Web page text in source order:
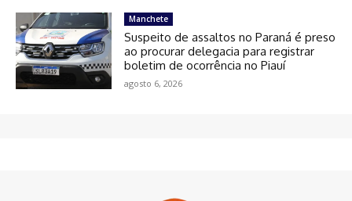
Manchete
Suspeito de assaltos no Paraná é preso
ao procurar delegacia para registrar
boletim de ocorrência no Piauí
agosto 6, 2026